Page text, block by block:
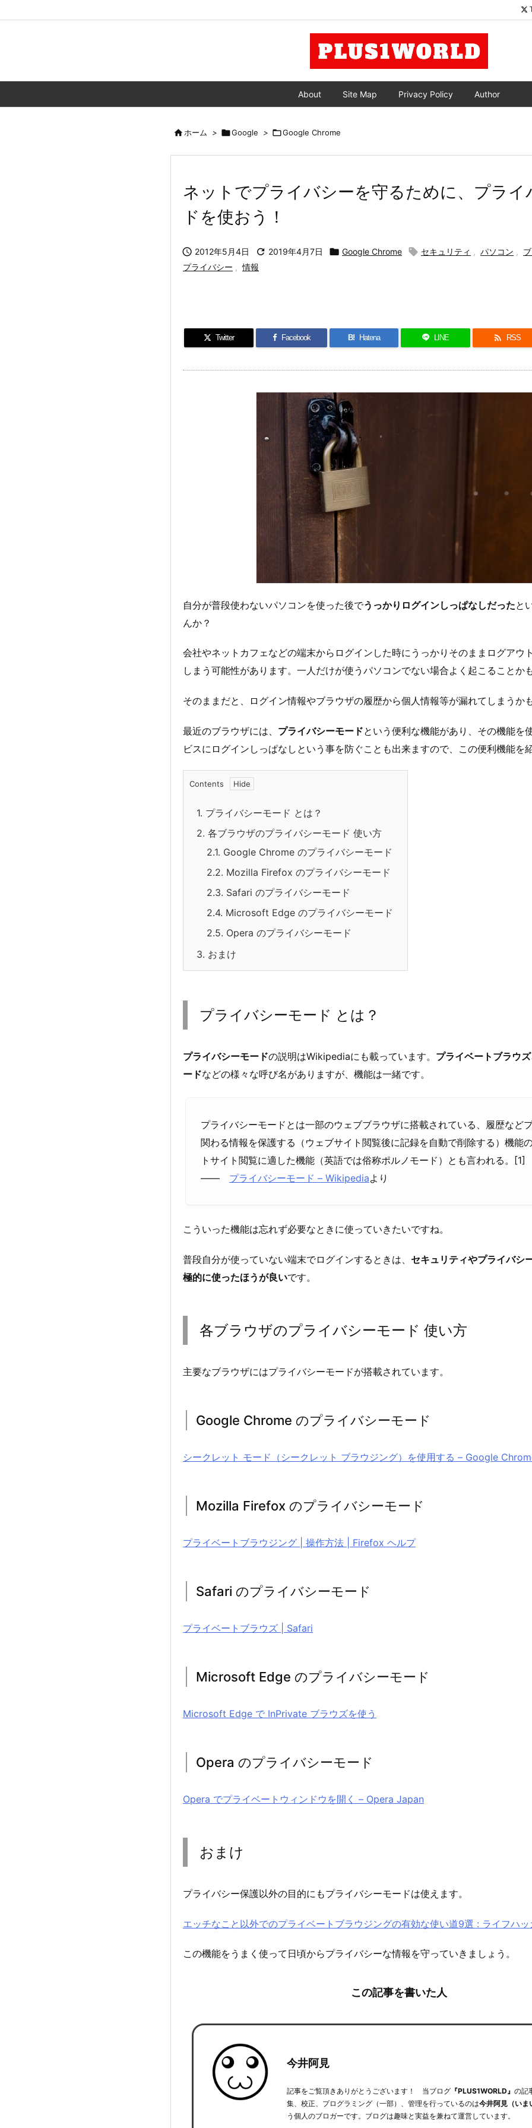
About Site Map Privacy Policy Author
ホーム > Google > Google Chrome
ネットでプライバシーを守るために、プライ
ドを使おう！
 2012年5月4日  2019年4月7日  Google Chrome  セキュリティ , パソコン ,
プライバシー , 情報
Twitter Facebook B! Hatena LINE  RSS
自分が普段使わないパソコンを使った後でうっかりログインしっぱなしだったと
んか？
会社やネットカフェなどの端末からログインした時にうっかりそのままログアウ
しまう可能性があります。一人だけが使うパソコンでない場合よく起こることか
そのままだと、ログイン情報やブラウザの履歴から個人情報等が漏れてしまうか
最近のブラウザには、 プライバシーモードという便利な機能があり、その機能を
ビスにログインしっぱなしという事を防ぐことも出来ますので、この便利機能を
Contents
1. プライバシーモード とは？
2. 各ブラウザのプライバシーモード 使い方
2.1. Google Chrome のプライバシーモード
2.2. Mozilla Firefox のプライバシーモード
2.3. Safari のプライバシーモード
2.4. Microsoft Edge のプライバシーモード
2.5. Opera のプライバシーモード
3. おまけ
プライバシーモード とは？
プライバシーモードの説明はWikipediaにも載っています。 プライベートブラウ
ードなどの様々な呼び名がありますが、機能は一緒です。
プライバシーモードとは一部のウェブブラウザに搭載されている、履歴など
関わる情報を保護する（ウェブサイト閲覧後に記録を自動で削除する）機能
トサイト閲覧に適した機能（英語では俗称ポルノモード）とも言われる。[1]
―― プライバシーモード – Wikipediaより
こういった機能は忘れず必要なときに使っていきたいですね。
普段自分が使っていない端末でログインするときは、 セキュリティやプライバシ
極的に使ったほうが良いです。
各ブラウザのプライバシーモード 使い方
主要なブラウザにはプライバシーモードが搭載されています。
Google Chrome のプライバシーモード
シークレット モード（シークレット ブラウジング）を使用する – Google
Mozilla Firefox のプライバシーモード
プライベートブラウジング | 操作方法 | Firefox ヘルプ
Safari のプライバシーモード
プライベートブラウズ | Safari
Microsoft Edge のプライバシーモード
Microsoft Edge で InPrivate ブラウズを使う
Opera のプライバシーモード
Opera でプライベートウィンドウを開く – Opera Japan
おまけ
プライバシー保護以外の目的にもプライバシーモードは使えます。
エッチなこと以外でのプライベートブラウジングの有効な使い道9選 : ライフハッ
この機能をうまく使って日頃からプライバシーな情報を守っていきましょう。
この記事を書いた人
今井阿見
記事をご覧頂きありがとうございます！ 当ブログ『PLUS1WORLD』 の記
集、校正、プログラミング（一部）、管理を行っているのは今井阿見（いま
う個人のブロガーです。ブログは趣味と実益を兼ねて運営しています。